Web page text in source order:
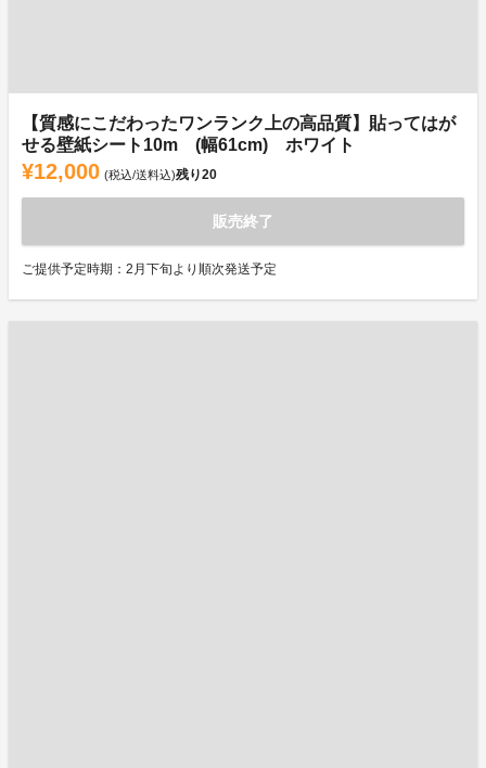
【質感にこだわったワンランク上の高品質】貼ってはが
せる壁紙シート10m (幅61cm) ホワイト
¥12,000 (税込/送料込)残り20
販売終了
ご提供予定時期：2月下旬より順次発送予定